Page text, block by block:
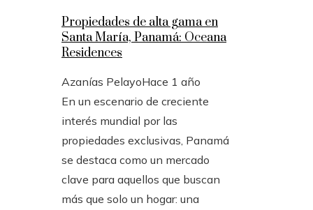
Propiedades de alta gama en
Santa María, Panamá: Oceana
Residences
Azanías PelayoHace 1 año
En un escenario de creciente
interés mundial por las
propiedades exclusivas, Panamá
se destaca como un mercado
clave para aquellos que buscan
más que solo un hogar: una